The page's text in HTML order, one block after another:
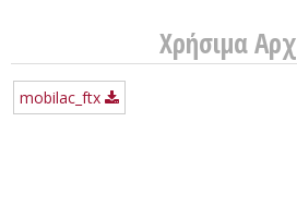
Χρήσιμα
mobilac_ftx